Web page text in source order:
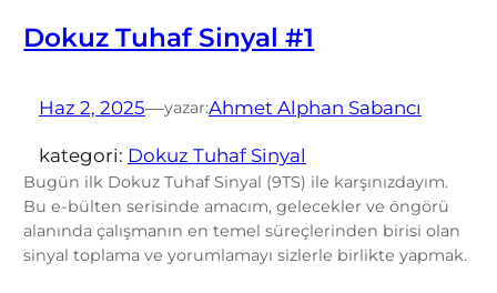
Dokuz Tuhaf Sinyal #1
Haz 2, 2025—yazar:Ahmet Alphan Sabancı
kategori: Dokuz Tuhaf Sinyal
Bugün ilk Dokuz Tuhaf Sinyal (9TS) ile karşınızdayım.
Bu e-bülten serisinde amacım, gelecekler ve öngörü
alanında çalışmanın en temel süreçlerinden birisi olan
sinyal toplama ve yorumlamayı sizlerle birlikte yapmak.